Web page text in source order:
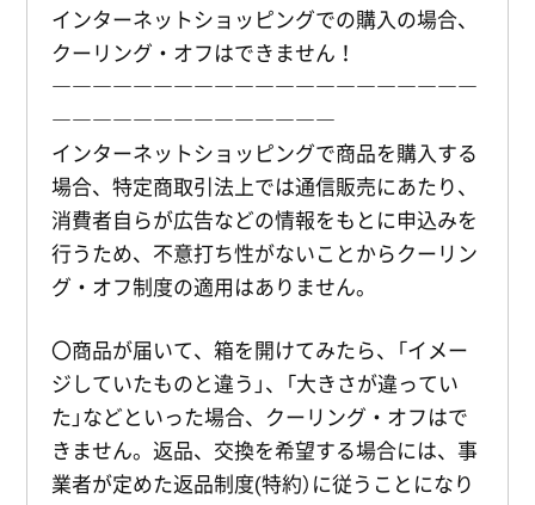
インターネットショッピングでの購入の場合、
クーリング・オフはできません！
―――――――――――――――――――――
――――――――――――――
インターネットショッピングで商品を購入する
場合、特定商取引法上では通信販売にあたり、
消費者自らが広告などの情報をもとに申込みを
行うため、不意打ち性がないことからクーリン
グ・オフ制度の適用はありません。
〇商品が届いて、箱を開けてみたら、「イメー
ジしていたものと違う」、「大きさが違ってい
た」などといった場合、クーリング・オフはで
きません。返品、交換を希望する場合には、事
業者が定めた返品制度(特約）に従うことになり